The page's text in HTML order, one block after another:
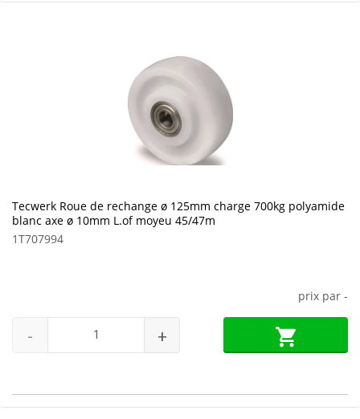
Tecwerk Roue de rechange ø 125mm charge 700kg polyamide
blanc axe ø 10mm L.of moyeu 45/47m
1T707994
prix par -
- +